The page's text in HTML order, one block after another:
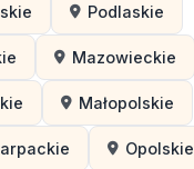
Podlaskie
Mazowieckie
Małopolskie
Opolskie